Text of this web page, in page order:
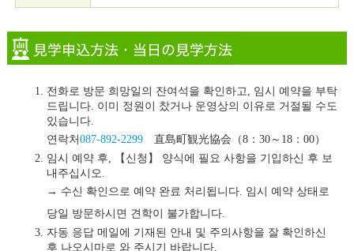
전화로 방문 희망일의 잔여석을 확인하고, 임시 예약을 부탁
드립니다. 이미 정원이 찼거나 운영상의 이유로 거절될 수도
있습니다.
연락처 087-892-2299直島町観光協会（8：30～18：00）
임시 예약 후, 【신청】 양식에 필요 사항을 기입하신 후 보
내주십시오.
→ 수신 확인으로 예약 완료 처리됩니다. 임시 예약 상태로
당일 방문하시면 견학이 불가합니다.
자동 응답 메일에 기재된 안내 및 주의사항을 잘 확인하신
후 나오시마로 와 주시기 바랍니다.